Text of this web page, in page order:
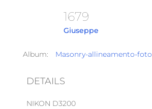
1679
Giuseppe
Album: Masonry-allineamento-foto
DETAILS
NIKON D3200